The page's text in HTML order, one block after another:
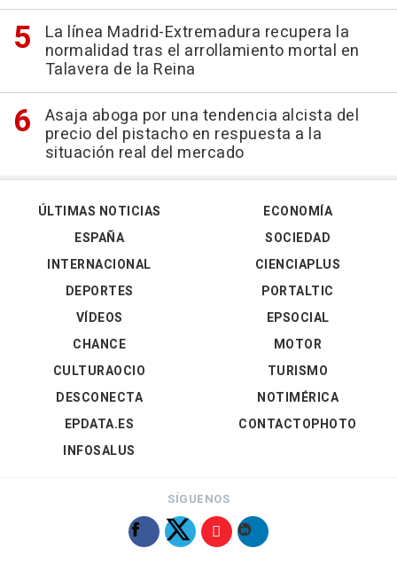
La línea Madrid-Extremadura recupera la
normalidad tras el arrollamiento mortal en
Talavera de la Reina
Asaja aboga por una tendencia alcista del
precio del pistacho en respuesta a la
situación real del mercado
ÚLTIMAS NOTICIAS
ESPAÑA
INTERNACIONAL
DEPORTES
VÍDEOS
ECONOMÍA
SOCIEDAD
CIENCIAPLUS
PORTALTIC
EPSOCIAL
CHANCE
CULTURAOCIO
DESCONECTA
EPDATA.ES
INFOSALUS
MOTOR
TURISMO
NOTIMÉRICA
CONTACTOPHOTO
SÍGUENOS